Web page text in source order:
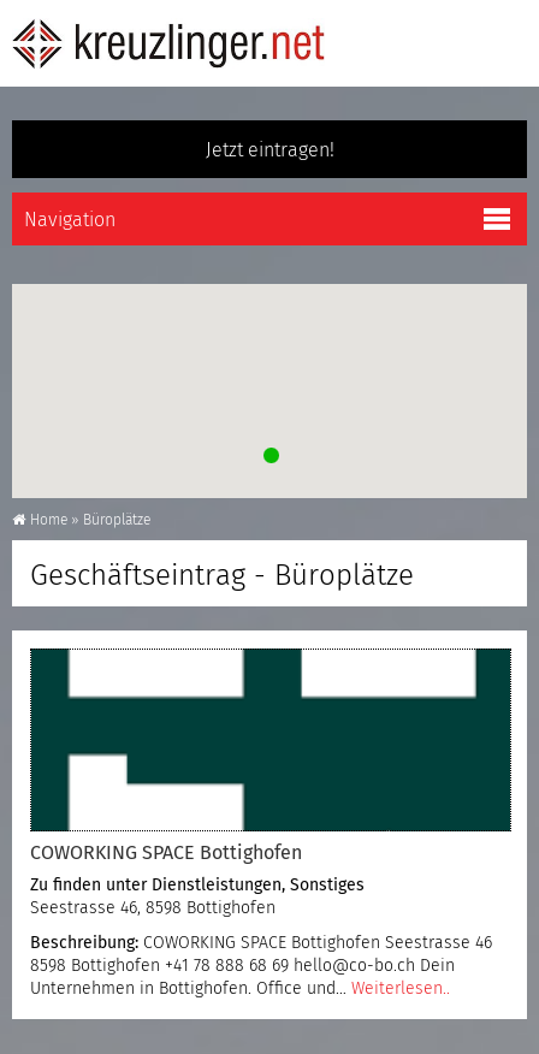
Jetzt eintragen!
Home » Büroplätze
Geschäftseintrag - Büroplätze
COWORKING SPACE Bottighofen
Zu finden unter Dienstleistungen, Sonstiges
Seestrasse 46, 8598 Bottighofen
Beschreibung: COWORKING SPACE Bottighofen Seestrasse 46
8598 Bottighofen +41 78 888 68 69 hello@co-bo.ch Dein
Unternehmen in Bottighofen. Office und… Weiterlesen..